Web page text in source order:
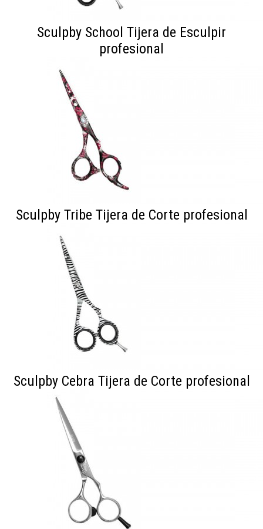
Sculpby School Tijera de Esculpir
profesional
Sculpby Tribe Tijera de Corte profesional
Sculpby Cebra Tijera de Corte profesional